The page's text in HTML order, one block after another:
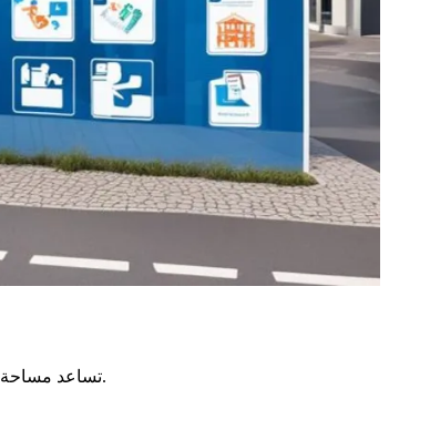
تساعد مساحة خدمات فرنسا في الوصول إلى خدمات عامة مهمة. توفر مكانًا واحدًا للقيام بالإجراءات دون الحاجة للتحرك.